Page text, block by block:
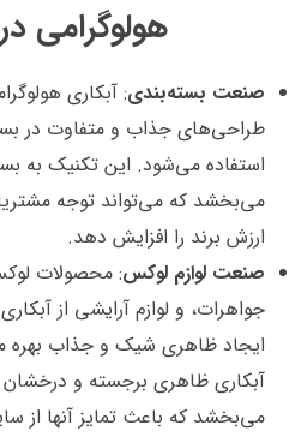
هولوگرامی
صنعت بسته‌بندی: آبکاری
طراحی‌های جذاب و متفاوت در
استفاده می‌شود. این تکنیک به
می‌بخشد که می‌تواند توجه
ارزش برند را افزایش دهد.
صنعت لوازم لوکس: محصولات
جواهرات، و لوازم آرایشی از
ایجاد ظاهری شیک و جذاب بهره
آبکاری ظاهری برجسته و
می‌بخشد که باعث تمایز آنها از